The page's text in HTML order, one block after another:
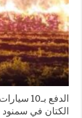
الدفع
الكتان في سمنود